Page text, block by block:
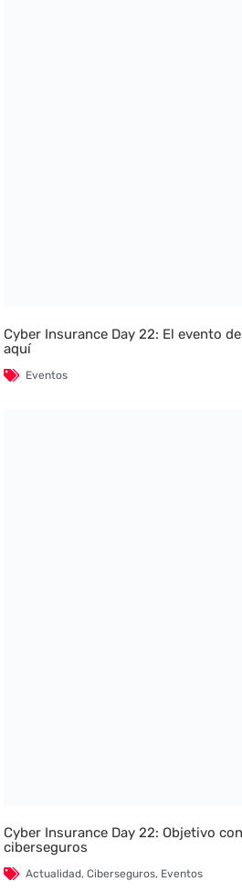
Cyber Insurance Day 22: El evento
aquí
Eventos
Cyber Insurance Day 22: Objetivo
ciberseguros
Actualidad,Ciberseguros, Eventos